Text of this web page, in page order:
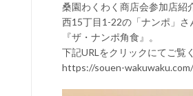
桑園わくわく商店会参加店紹
西15丁目1-22の「ナンポ」さ
『ザ・ナンポ角食』。
下記URLをクリックにてご覧
https://souen-